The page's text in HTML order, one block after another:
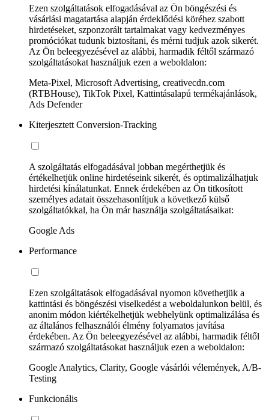
Ezen szolgáltatások elfogadásával az Ön böngészési és
vásárlási magatartása alapján érdeklődési köréhez szabott
hirdetéseket, szponzorált tartalmakat vagy kedvezményes
promóciókat tudunk biztosítani, és mérni tudjuk azok sikerét.
Az Ön beleegyezésével az alábbi, harmadik féltől származó
szolgáltatásokat használjuk ezen a weboldalon:
Meta-Pixel, Microsoft Advertising, creativecdn.com
(RTBHouse), TikTok Pixel, Kattintásalapú termékajánlások,
Ads Defender
Kiterjesztett Conversion-Tracking
A szolgáltatás elfogadásával jobban megérthetjük és
értékelhetjük online hirdetéseink sikerét, és optimalizálhatjuk
hirdetési kínálatunkat. Ennek érdekében az Ön titkosított
személyes adatait összehasonlítjuk a következő külső
szolgáltatókkal, ha Ön már használja szolgáltatásaikat:
Google Ads
Performance
Ezen szolgáltatások elfogadásával nyomon követhetjük a
kattintási és böngészési viselkedést a weboldalunkon belül, és
anonim módon kiértékelhetjük webhelyünk optimalizálása és
az általános felhasználói élmény folyamatos javítása
érdekében. Az Ön beleegyezésével az alábbi, harmadik féltől
származó szolgáltatásokat használjuk ezen a weboldalon:
Google Analytics, Clarity, Google vásárlói vélemények, A/B-
Testing
Funkcionális